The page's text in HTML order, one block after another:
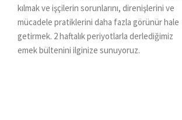
kılmak ve işçilerin sorunlarını, direnişlerini ve
mücadele pratiklerini daha fazla görünür hale
getirmek. 2 haftalık periyotlarla derlediğimiz
emek bültenini ilginize sunuyoruz.